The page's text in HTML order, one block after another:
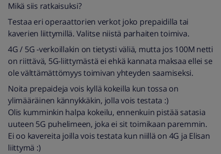
Mikä siis ratkaisuksi?
Testaa eri operaattorien verkot joko prepaidilla tai
kaverien liittymillä. Valitse niistä parhaiten toimiva.
4G / 5G -verkoillakin on tietysti väliä, mutta jos 100M netti
on riittävä, 5G-liittymästä ei ehkä kannata maksaa ellei se
ole välttämättömyys toimivan yhteyden saamiseksi.
Noita prepaideja vois kyllä kokeilla kun tossa on
ylimääräinen kännykkäkin, jolla vois testata :)
Olis kumminkin halpa kokeilu, ennenkuin pistää satasia
uuteen 5G puhelimeen, joka ei sit toimikaan paremmin.
Ei oo kavereita joilla vois testata kun niillä on 4G ja Elisan
liittymä :)